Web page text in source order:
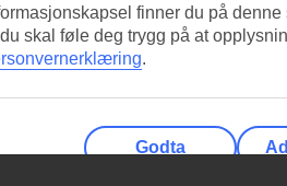
finner du på denne
skal føle deg trygg på at
.
Godta